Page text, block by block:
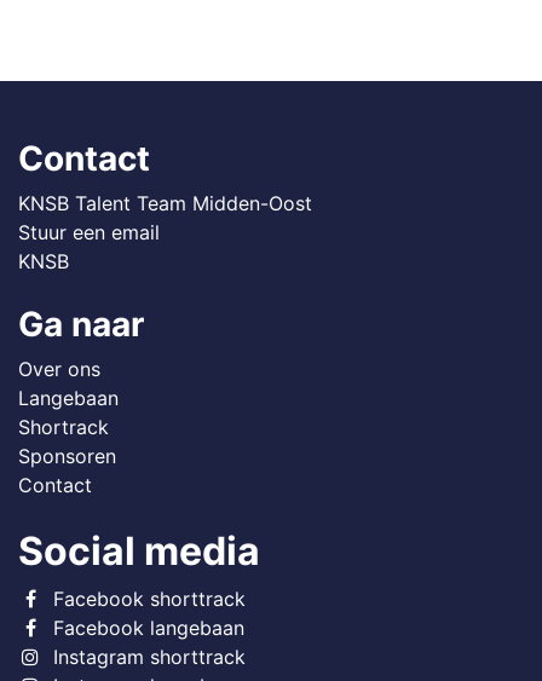
Contact
KNSB Talent Team Midden-Oost
Stuur een email
KNSB
Ga naar
Over ons
Langebaan
Shortrack
Sponsoren
Contact
Social media
Facebook shorttrack
Facebook langebaan
Instagram shorttrack